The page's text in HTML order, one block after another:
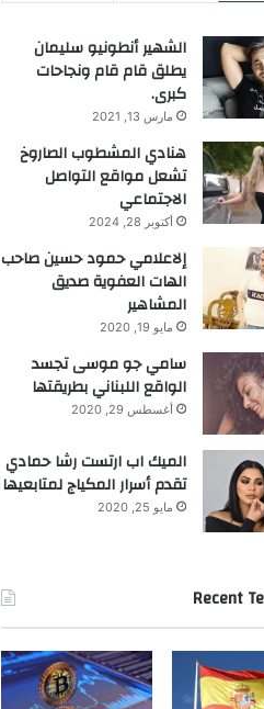
الشهير أنطونيو سليمان
يطلق قام قام ونجاحات
كبرى.
مارس 13, 2021
هنادي المشطوب الصاروخ
تشعل مواقع التواصل
الاجتماعي
أكتوبر 28, 2024
إلاعلامي حمود حسين صاحب
الهات العفوية صديق
المشاهير
مايو 19, 2020
سامي جو موسى تجسد
الواقع اللبناني بطريقتها
أغسطس 29, 2020
الميك اب ارتست رشا حمادي
تقدم أسرار المكياج لمتابعيها
مايو 25, 2020
Recent